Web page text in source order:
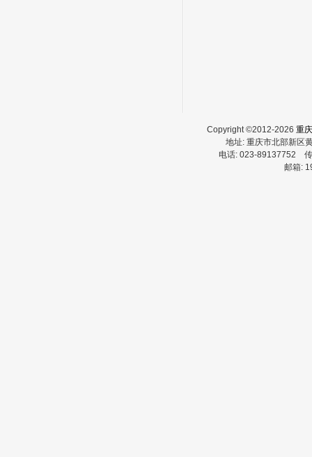
Copyright ©2012-2026 重
地址: 重庆市北部新区
电话: 023-89137752
邮箱: